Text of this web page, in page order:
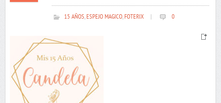
15 AÑOS,ESPEJO MAGICO,FOTERIX 0